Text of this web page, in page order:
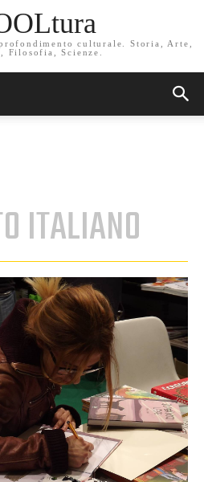
culturale. Storia, Arte,
Filosofia, Scienze.
ITALIANO